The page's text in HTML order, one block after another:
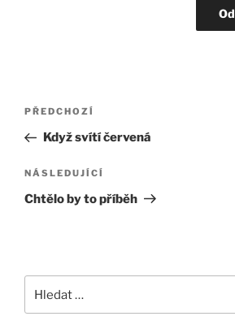
Navigace
příspěvek
Předchozí
příspěvek
PŘEDCHOZÍ
Když svítí červená
Následující
příspěvek
NÁSLEDUJÍCÍ
Chtělo by to příběh